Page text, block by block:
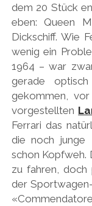
dem 20 Stück
eben: Queen
Dickschiff. Wie
wenig ein
1964 – war
gerade
gekommen,
vorgestellten
Ferrari das
die noch junge
schon Kopfweh.
zu fahren, doch
der